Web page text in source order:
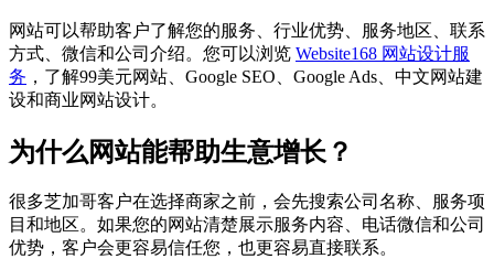
网站可以帮助客户了解您的服务、行业优势、服务地区、联系
方式、微信和公司介绍。您可以浏览 Website168 网站设计服
务 ，了解99美元网站、Google SEO、Google Ads、中文网站建
设和商业网站设计。
为什么网站能帮助生意增长？
很多芝加哥客户在选择商家之前，会先搜索公司名称、服务项
目和地区。如果您的网站清楚展示服务内容、电话微信和公司
优势，客户会更容易信任您，也更容易直接联系。